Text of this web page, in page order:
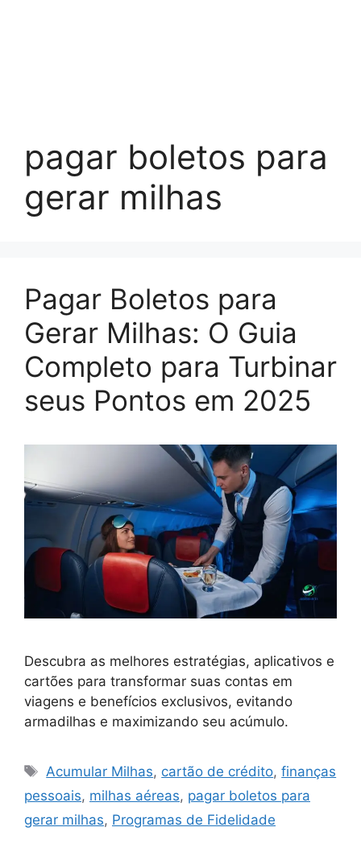
pagar boletos para
gerar milhas
Pagar Boletos para
Gerar Milhas: O Guia
Completo para Turbinar
seus Pontos em 2025
Descubra as melhores estratégias, aplicativos e
cartões para transformar suas contas em
viagens e benefícios exclusivos, evitando
armadilhas e maximizando seu acúmulo.
Tags
Acumular Milhas, cartão de crédito,finanças
pessoais, milhas aéreas, pagar boletos para
gerar milhas, Programas de Fidelidade